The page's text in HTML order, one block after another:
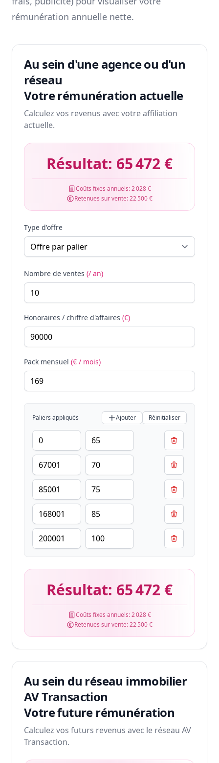
rémunération annuelle nette.
Au sein d'une agence ou d'un
réseau
Votre rémunération actuelle
Calculez vos revenus avec votre affiliation
actuelle.
Résultat: 65 472 €
Coûts fixes annuels:2 028 €
Retenues sur vente:22 500 €
Type d'offre
Nombre de ventes (/ an)
Honoraires / chiffre d'affaires (€)
Pack mensuel (€ / mois)
Paliers appliqués Ajouter Réinitialiser
Résultat: 65 472 €
Coûts fixes annuels:2 028 €
Retenues sur vente:22 500 €
Au sein du réseau immobilier
AV Transaction
Votre future rémunération
Calculez vos futurs revenus avec le réseau AV
Transaction.